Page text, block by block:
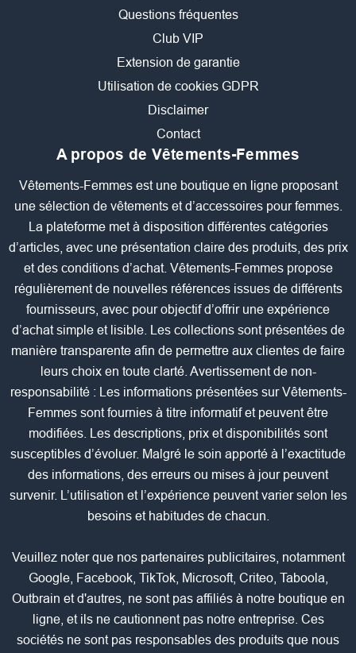
Questions fréquentes
Club VIP
Extension de garantie
Utilisation de cookies GDPR
Disclaimer
Contact
A propos de Vêtements-Femmes
Vêtements-Femmes est une boutique en ligne proposant
une sélection de vêtements et d’accessoires pour femmes.
La plateforme met à disposition différentes catégories
d’articles, avec une présentation claire des produits, des prix
et des conditions d’achat. Vêtements-Femmes propose
régulièrement de nouvelles références issues de différents
fournisseurs, avec pour objectif d’offrir une expérience
d’achat simple et lisible. Les collections sont présentées de
manière transparente afin de permettre aux clientes de faire
leurs choix en toute clarté. Avertissement de non-
responsabilité : Les informations présentées sur Vêtements-
Femmes sont fournies à titre informatif et peuvent être
modifiées. Les descriptions, prix et disponibilités sont
susceptibles d’évoluer. Malgré le soin apporté à l’exactitude
des informations, des erreurs ou mises à jour peuvent
survenir. L’utilisation et l’expérience peuvent varier selon les
besoins et habitudes de chacun.
Veuillez noter que nos partenaires publicitaires, notamment
Google, Facebook, TikTok, Microsoft, Criteo, Taboola,
Outbrain et d'autres, ne sont pas affiliés à notre boutique en
ligne, et ils ne cautionnent pas notre entreprise. Ces
sociétés ne sont pas responsables des produits que nous